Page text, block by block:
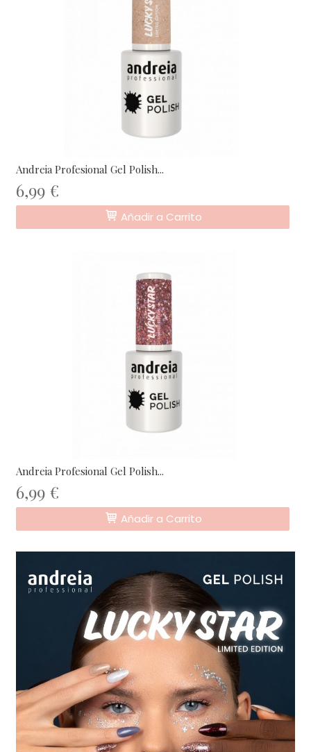
Andreia Profesional Gel Polish...
6,99 €
Añadir a Carrito
Andreia Profesional Gel Polish...
6,99 €
Añadir a Carrito